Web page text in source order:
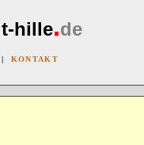
hille.de
| KONTAKT